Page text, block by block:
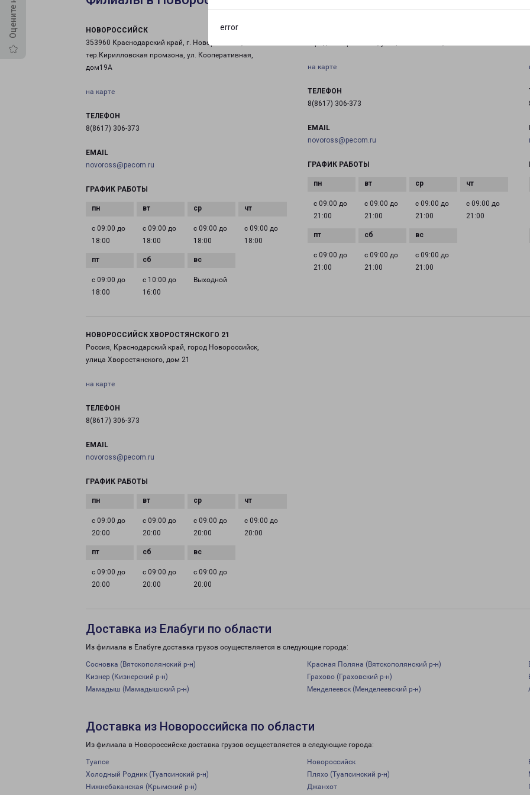
error
НОВОРОССИЙСК
353960 Краснодарский край, г. Новороссийск,
тер.Кирилловская промзона, ул. Кооперативная,
дом19А
на карте
ТЕЛЕФОН
8(8617) 306-373
EMAIL
novoross@pecom.ru
ГРАФИК РАБОТЫ
с 09:00 до
18:00
с 09:00 до
18:00
с 09:00 до
18:00
с 09:00 до
18:00
с 09:00 до
18:00
с 10:00 до
16:00
Выходной
на карте
ТЕЛЕФОН
8(8617) 306-373
EMAIL
novoross@pecom.ru
ГРАФИК РАБОТЫ
с 09:00 до
21:00
с 09:00 до
21:00
с 09:00 до
21:00
с 09:00 до
21:00
с 09:00 до
21:00
с 09:00 до
21:00
с 09:00 до
21:00
НОВОРОССИЙСК ХВОРОСТЯНСКОГО 21
Россия, Краснодарский край, город Новороссийск,
улица Хворостянского, дом 21
на карте
ТЕЛЕФОН
8(8617) 306-373
EMAIL
novoross@pecom.ru
ГРАФИК РАБОТЫ
с 09:00 до
20:00
с 09:00 до
20:00
с 09:00 до
20:00
с 09:00 до
20:00
с 09:00 до
20:00
с 09:00 до
20:00
с 09:00 до
20:00
Доставка из Елабуги по области
Из филиала в Елабуге доставка грузов осуществляется в следующие города:
Сосновка (Вятскополянский р-н) Красная Поляна (Вятскополянский р-н)
Кизнер (Кизнерский р-н)
Грахово (Граховский р-н)
Мамадыш (Мамадышский р-н)
Менделеевск (Менделеевский р-н)
Доставка из Новороссийска по области
Из филиала в Новороссийске доставка грузов осуществляется в следующие города:
Туапсе Новороссийск
Холодный Родник (Туапсинский р-н)
Пляхо (Туапсинский р-н)
Нижнебаканская (Крымский р-н)
Джанхот